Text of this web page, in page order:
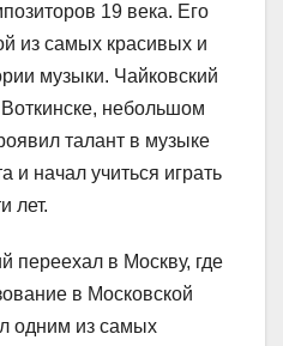
19 века. Его
из самых красивых и
музыки. Чайковский
небольшом
талант в музыке
и начал учиться играть
лет.
переехал в Москву, где
в Московской
одним из самых